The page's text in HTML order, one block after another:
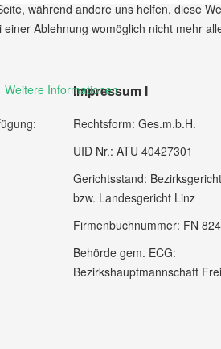
Impressum I
Rechtsform: Ges.m.b.H.
UID Nr.: ATU 40427301
Gerichtsstand:
bzw. Landesgericht Linz
Firmenbuchnummer: FN
Behörde gem. ECG:
Bezirkshauptmannschaft
während andere uns helfen, diese
Ablehnung womöglich nicht mehr
Weitere Informationen